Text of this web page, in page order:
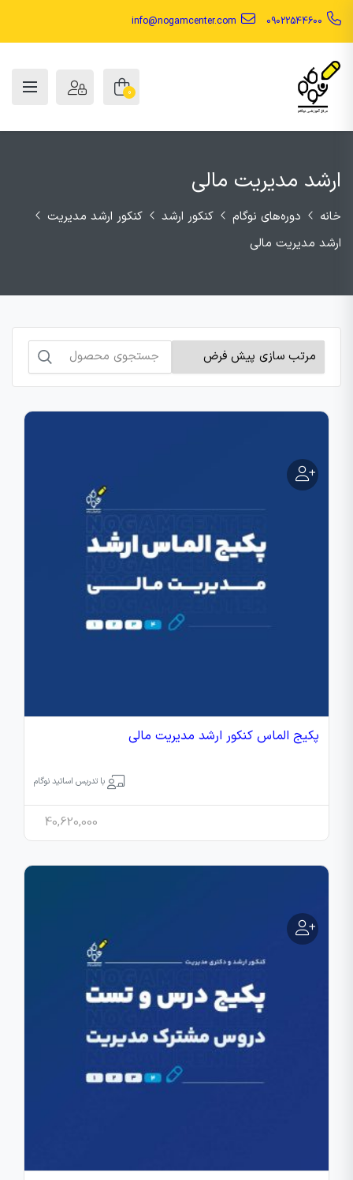
09022544600
info@nogamcenter.com
0
ارشد مدیریت مالی
خانه دوره‌های نوگام کنکور ارشد
کنکور ارشد مدیریت
ارشد مدیریت مالی
جستجو
برای:
پکیج الماس کنکور ارشد مدیریت مالی
با تدریس اساتید نوگام
40,620,000